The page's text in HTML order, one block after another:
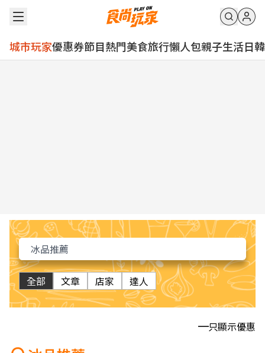
城市玩家優惠券節目熱門美食旅行懶人包親子生活日韓
全部 文章 店家 達人
只顯示優惠